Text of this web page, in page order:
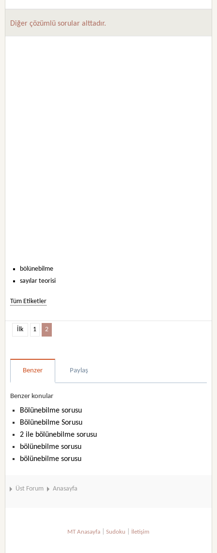
Diğer çözümlü sorular alttadır.
bölünebilme
sayılar teorisi
Tüm Etiketler
İlk 1 2
Benzer Paylaş
Benzer konular
Bölünebilme sorusu
Bölünebilme Sorusu
2 ile bölünebilme sorusu
bölünebilme sorusu
bölünebilme sorusu
Üst Forum Anasayfa
MT Anasayfa |Sudoku İletişim